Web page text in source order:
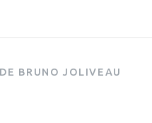
BRUNO JOLIVEAU